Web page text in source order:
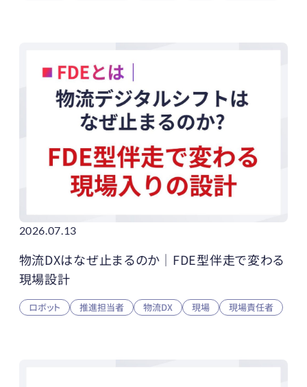
2026.07.13
物流DXはなぜ止まるのか｜FDE型伴走で変わる
現場設計
ロボット 推進担当者 物流DX 現場 現場責任者